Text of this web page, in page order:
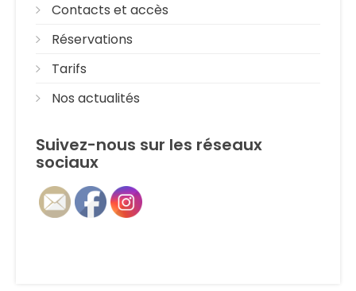
Contacts et accès
Réservations
Tarifs
Nos actualités
Suivez-nous sur les réseaux
sociaux